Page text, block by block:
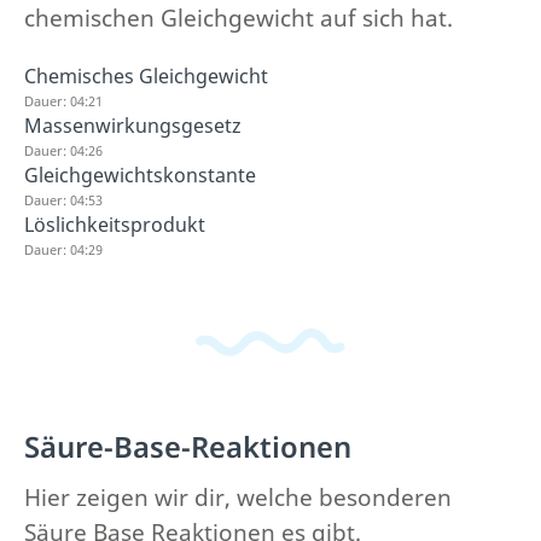
chemischen Gleichgewicht auf sich hat.
Chemisches Gleichgewicht
Dauer: 04:21
Massenwirkungsgesetz
Dauer: 04:26
Gleichgewichtskonstante
Dauer: 04:53
Löslichkeitsprodukt
Dauer: 04:29
Säure-Base-Reaktionen
Hier zeigen wir dir, welche besonderen
Säure Base Reaktionen es gibt.